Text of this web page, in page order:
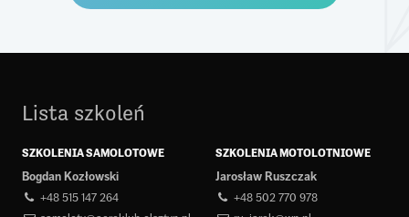
Lista szkoleń
SZKOLENIA SAMOLOTOWE
Bogdan Kozłowski
+48 515 147 264
SZKOLENIA MOTOLOTNIOWE
Jarosław Ruszczak
+48 502 770 978